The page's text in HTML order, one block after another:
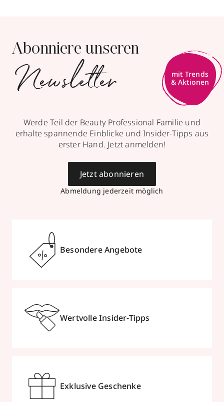
Abonniere unseren
Newsletter
mit Trends
& Aktionen
Werde Teil der Beauty Professional Familie und
erhalte spannende Einblicke und Insider-Tipps aus
erster Hand. Jetzt anmelden!
Abmeldung jederzeit möglich
Jetzt abonnieren
Besondere Angebote
Wertvolle Insider-Tipps
Exklusive Geschenke